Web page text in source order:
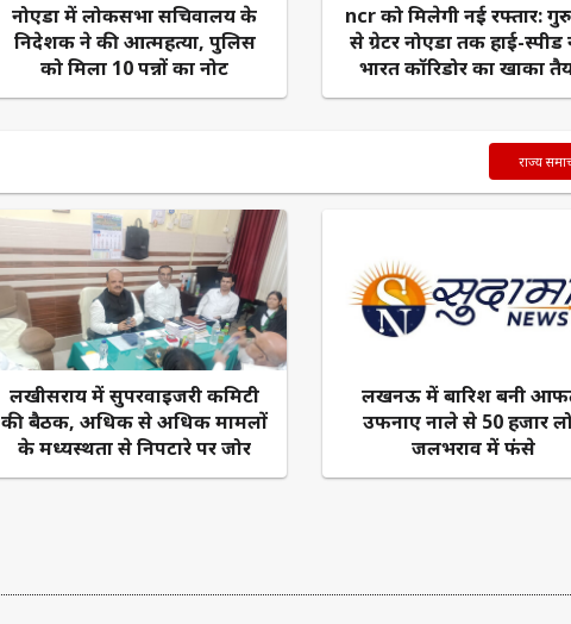
नोएडा में लोकसभा सचिवालय के
निदेशक ने की आत्महत्या, पुलिस
को मिला 10 पन्नों का नोट
ncr को मिलेगी नई रफ्तार:
से ग्रेटर नोएडा तक हाई-स्पीड
भारत कॉरिडोर का खाका
राज्य
लखीसराय में सुपरवाइजरी कमिटी
की बैठक, अधिक से अधिक मामलों
के मध्यस्थता से निपटारे पर जोर
लखनऊ में बारिश बनी
उफनाए नाले से 50 हजार
जलभराव में फंसे